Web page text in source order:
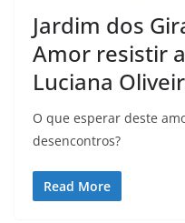
Jardim dos
Amor resistir
Luciana
O que esperar deste
desencontros?
Read More